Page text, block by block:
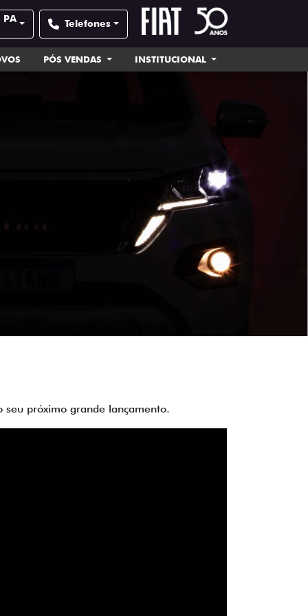
PA Telefones
PÓS VENDAS INSTITUCIONAL
próximo grande lançamento.